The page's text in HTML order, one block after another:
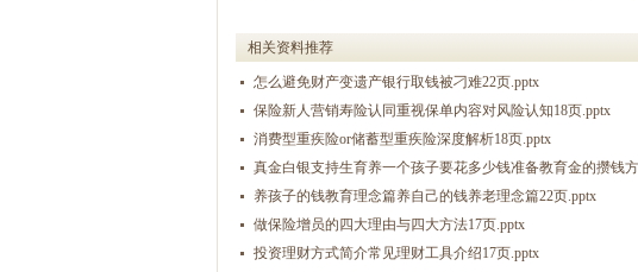
相关资料推荐
怎么避免财产变遗产银行取钱被刁难22页.pptx
保险新人营销寿险认同重视保单内容对风险认知18页.pptx
消费型重疾险or储蓄型重疾险深度解析18页.pptx
真金白银支持生育养一个孩子要花多少钱准备教育金的攒钱
养孩子的钱教育理念篇养自己的钱养老理念篇22页.pptx
做保险增员的四大理由与四大方法17页.pptx
投资理财方式简介常见理财工具介绍17页.pptx